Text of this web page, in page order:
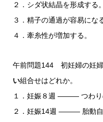
２．シダ状結晶を形成する。
３．精子の通過が容易にな
４．牽糸性が増加する。
午前問題144 初妊婦の妊
い組合せはどれか。
１．妊娠８週 ――― つわり
２．妊娠14週 ――― 胎動